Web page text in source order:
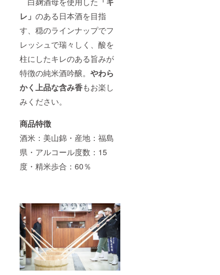
レ」 のある日本酒を目指
す、穏のラインナップでフ
レッシュで瑞々しく、酸を
柱にしたキレのある旨みが
特徴の純米酒吟醸。 やわら
かく上品な含み香もお楽し
みください。
商品特徴
酒米：美山錦・産地：福島
県・アルコール度数：15
度・精米歩合：60％